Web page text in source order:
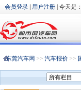
会员登录 用户注册 | 今天是：
东莞汽车网 >> 汽车报价 >>